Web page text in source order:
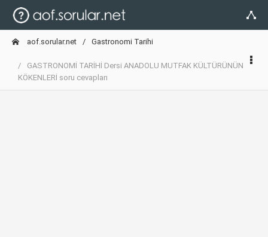
aof.sorular.net Gastronomi Tarihi
GASTRONOMİ TARİHİ Dersi ANADOLU MUTFAK KÜLTÜRÜNÜN
KÖKENLERİ soru cevapları